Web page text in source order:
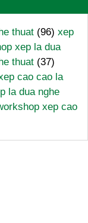
thuat (96) xep
xep la dua
thuat (37)
cao cao la
la dua nghe
xep cao